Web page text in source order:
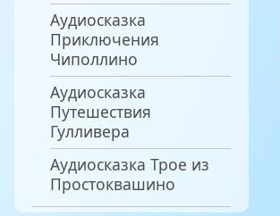
Аудиосказка
Приключения
Чиполлино
Аудиосказка
Путешествия
Гулливера
Аудиосказка Трое из
Простоквашино